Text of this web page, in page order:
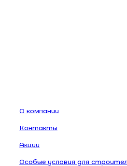
О компании
Контакты
Акции
Особые условия для